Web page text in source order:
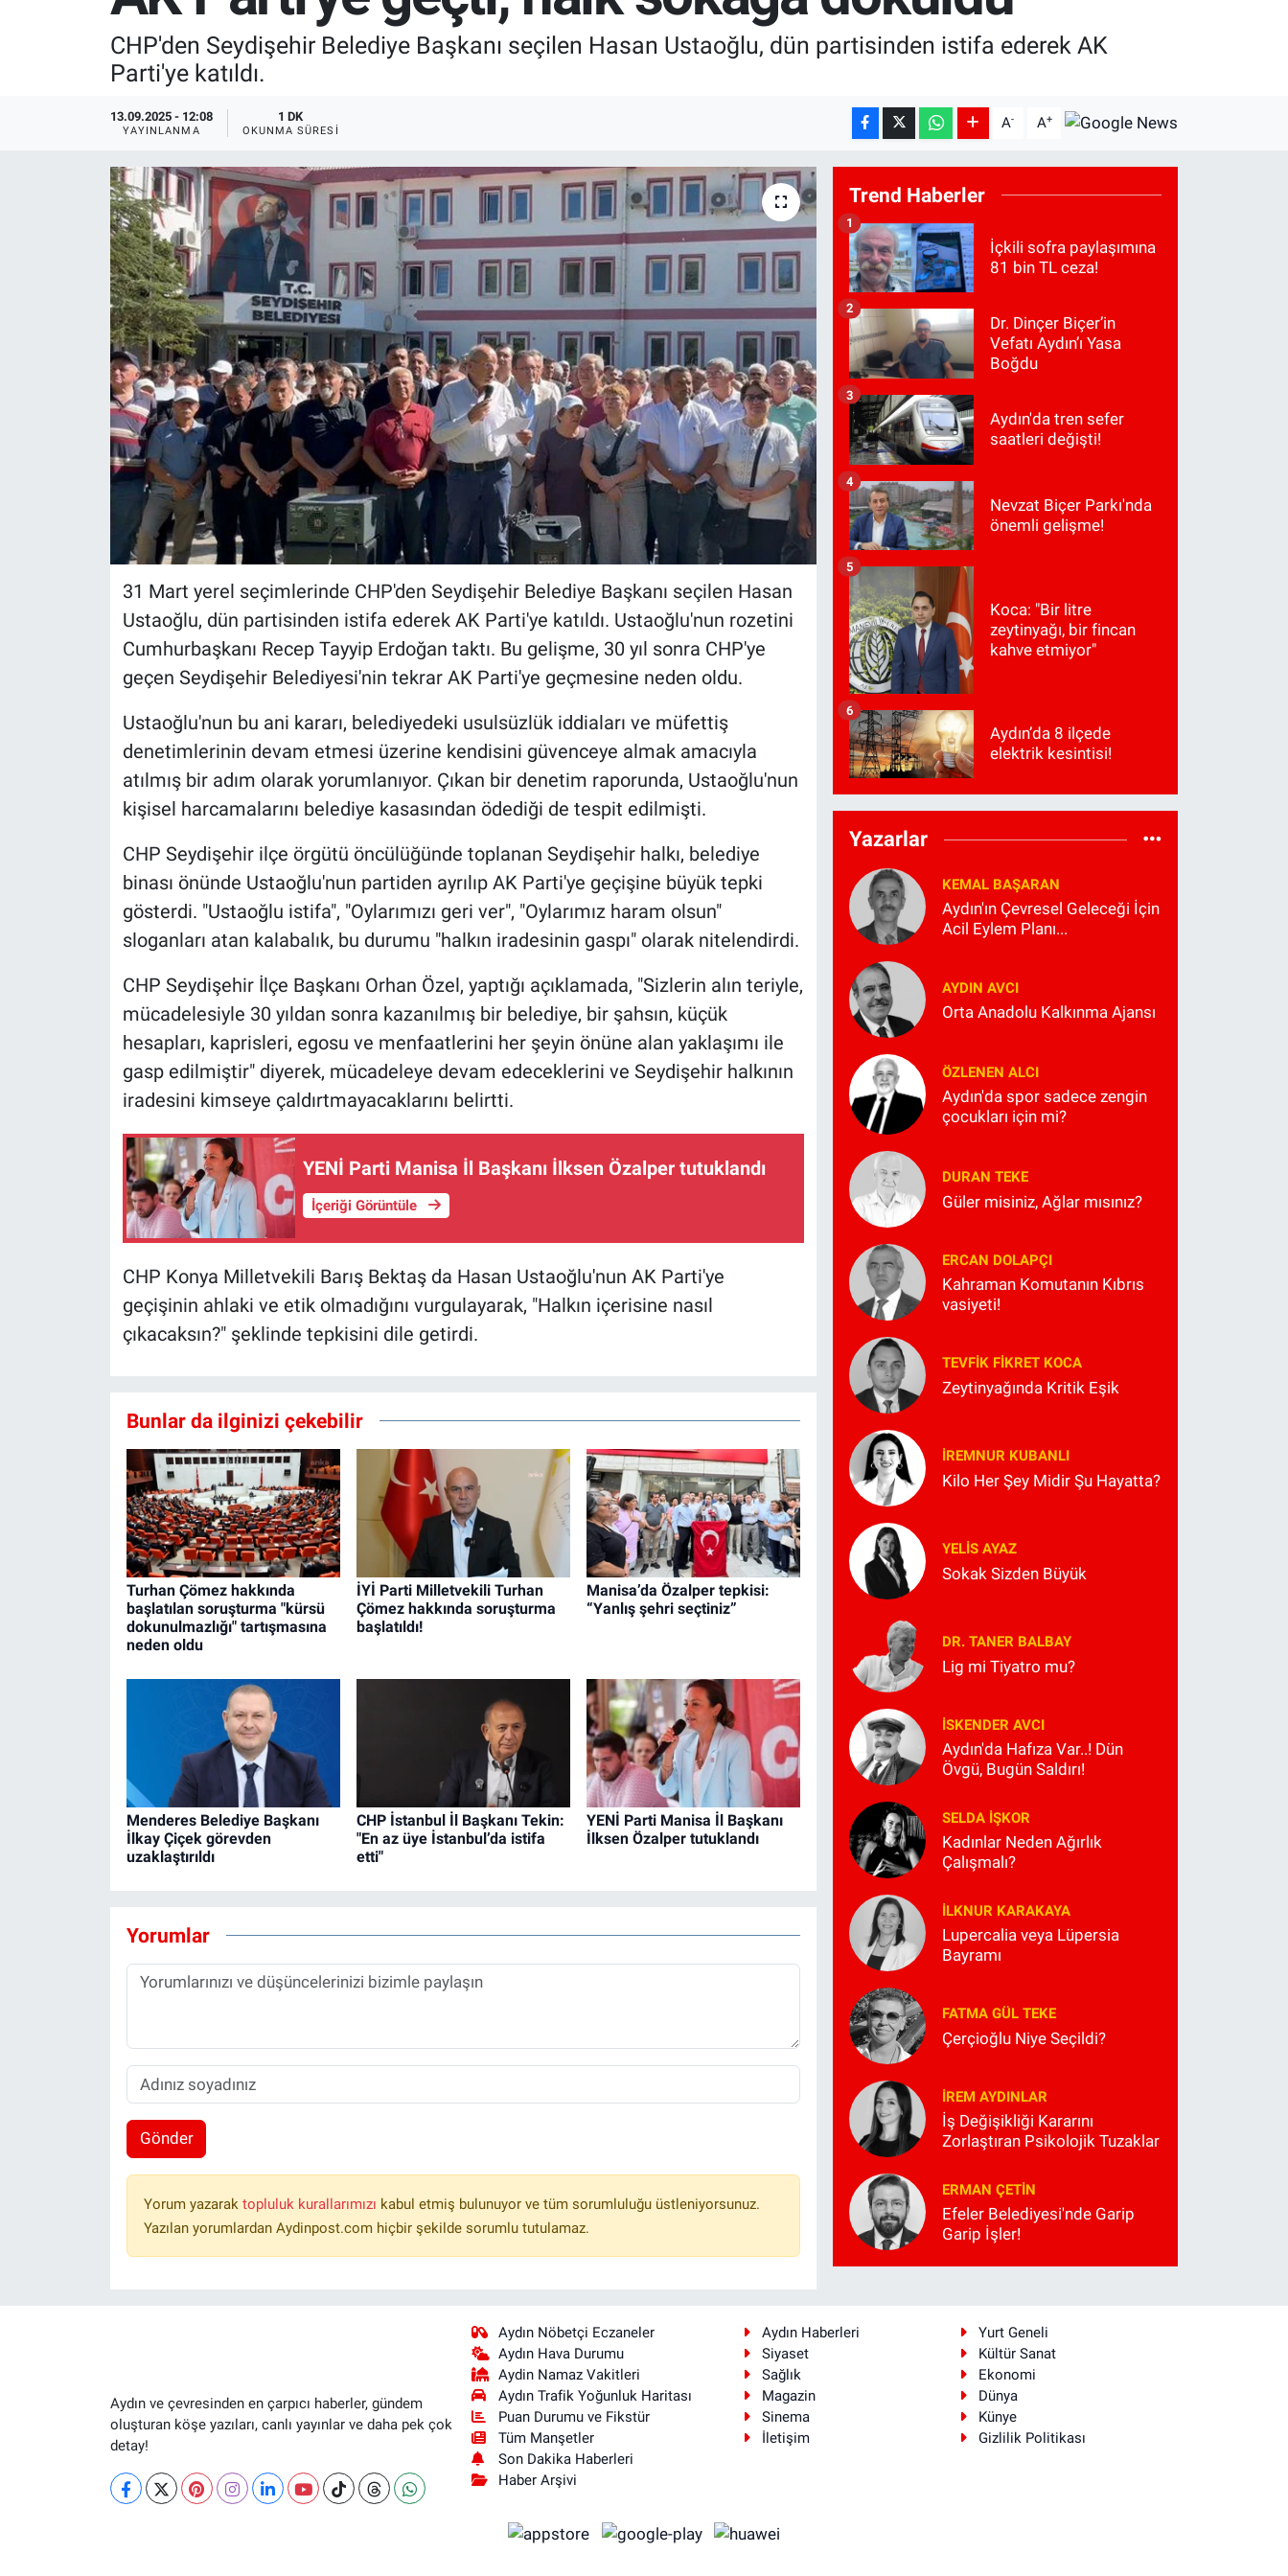
CHP'den Seydişehir Belediye Başkanı seçilen Hasan Ustaoğlu, dün partisinden istifa ederek AK
Parti'ye katıldı.
13.09.2025 - 12:08
YAYINLANMA
1 DK
OKUNMA SÜRESI A- A+
31 Mart yerel seçimlerinde CHP'den Seydişehir Belediye Başkanı seçilen Hasan
Ustaoğlu, dün partisinden istifa ederek AK Parti'ye katıldı. Ustaoğlu'nun rozetini
Cumhurbaşkanı Recep Tayyip Erdoğan taktı. Bu gelişme, 30 yıl sonra CHP'ye
geçen Seydişehir Belediyesi'nin tekrar AK Parti'ye geçmesine neden oldu.
Ustaoğlu'nun bu ani kararı, belediyedeki usulsüzlük iddiaları ve müfettiş
denetimlerinin devam etmesi üzerine kendisini güvenceye almak amacıyla
atılmış bir adım olarak yorumlanıyor. Çıkan bir denetim raporunda, Ustaoğlu'nun
kişisel harcamalarını belediye kasasından ödediği de tespit edilmişti.
CHP Seydişehir ilçe örgütü öncülüğünde toplanan Seydişehir halkı, belediye
binası önünde Ustaoğlu'nun partiden ayrılıp AK Parti'ye geçişine büyük tepki
gösterdi. "Ustaoğlu istifa", "Oylarımızı geri ver", "Oylarımız haram olsun"
sloganları atan kalabalık, bu durumu "halkın iradesinin gaspı" olarak nitelendirdi.
CHP Seydişehir İlçe Başkanı Orhan Özel, yaptığı açıklamada, "Sizlerin alın teriyle,
mücadelesiyle 30 yıldan sonra kazanılmış bir belediye, bir şahsın, küçük
hesapları, kaprisleri, egosu ve menfaatlerini her şeyin önüne alan yaklaşımı ile
gasp edilmiştir" diyerek, mücadeleye devam edeceklerini ve Seydişehir halkının
iradesini kimseye çaldırtmayacaklarını belirtti.
YENİ Parti Manisa İl Başkanı İlksen Özalper tutuklandı
İçeriği Görüntüle
CHP Konya Milletvekili Barış Bektaş da Hasan Ustaoğlu'nun AK Parti'ye
geçişinin ahlaki ve etik olmadığını vurgulayarak, "Halkın içerisine nasıl
çıkacaksın?" şeklinde tepkisini dile getirdi.
Bunlar da ilginizi çekebilir
Turhan Çömez hakkında
başlatılan soruşturma "kürsü
dokunulmazlığı" tartışmasına
neden oldu
İYİ Parti Milletvekili Turhan
Çömez hakkında soruşturma
başlatıldı!
Manisa’da Özalper tepkisi:
“Yanlış şehri seçtiniz”
Menderes Belediye Başkanı
İlkay Çiçek görevden
uzaklaştırıldı
CHP İstanbul İl Başkanı Tekin:
"En az üye İstanbul’da istifa
etti"
YENİ Parti Manisa İl Başkanı
İlksen Özalper tutuklandı
Yorumlar
Gönder
Yorum yazarak topluluk kurallarımızı kabul etmiş bulunuyor ve tüm sorumluluğu üstleniyorsunuz.
Yazılan yorumlardan Aydinpost.com hiçbir şekilde sorumlu tutulamaz.
Trend Haberler
İçkili sofra paylaşımına
81 bin TL ceza!
1
Dr. Dinçer Biçer’in
Vefatı Aydın’ı Yasa
Boğdu
2
Aydın'da tren sefer
saatleri değişti!
3
Nevzat Biçer Parkı'nda
önemli gelişme!
4
Koca: "Bir litre
zeytinyağı, bir fincan
kahve etmiyor"
5
Aydın’da 8 ilçede
elektrik kesintisi!
6
Yazarlar
KEMAL BAŞARAN
Aydın'ın Çevresel Geleceği İçin
Acil Eylem Planı...
AYDIN AVCI
Orta Anadolu Kalkınma Ajansı
ÖZLENEN ALCI
Aydın'da spor sadece zengin
çocukları için mi?
DURAN TEKE
Güler misiniz, Ağlar mısınız?
ERCAN DOLAPÇI
Kahraman Komutanın Kıbrıs
vasiyeti!
TEVFIK FIKRET KOCA
Zeytinyağında Kritik Eşik
İREMNUR KUBANLI
Kilo Her Şey Midir Şu Hayatta?
YELIS AYAZ
Sokak Sizden Büyük
DR. TANER BALBAY
Lig mi Tiyatro mu?
İSKENDER AVCI
Aydın'da Hafıza Var..! Dün
Övgü, Bugün Saldırı!
SELDA İŞKOR
Kadınlar Neden Ağırlık
Çalışmalı?
İLKNUR KARAKAYA
Lupercalia veya Lüpersia
Bayramı
FATMA GÜL TEKE
Çerçioğlu Niye Seçildi?
İREM AYDINLAR
İş Değişikliği Kararını
Zorlaştıran Psikolojik Tuzaklar
ERMAN ÇETIN
Efeler Belediyesi'nde Garip
Garip İşler!
Aydın ve çevresinden en çarpıcı haberler, gündem
oluşturan köşe yazıları, canlı yayınlar ve daha pek çok
detay!
Aydın Nöbetçi Eczaneler
Aydın Hava Durumu
Aydin Namaz Vakitleri
Aydın Trafik Yoğunluk Haritası
Puan Durumu ve Fikstür
Tüm Manşetler
Son Dakika Haberleri
Haber Arşivi
Aydın Haberleri
Yurt Geneli
Siyaset
Kültür Sanat
Sağlık
Ekonomi
Magazin
Dünya
Sinema
Künye
İletişim
Gizlilik Politikası
RESMİ İLANLAR